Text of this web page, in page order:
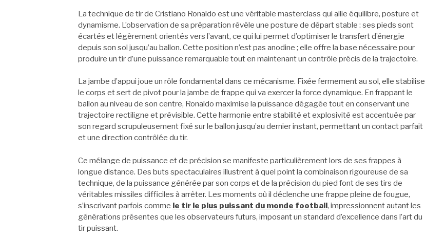
La technique de tir de Cristiano Ronaldo est une véritable masterclass qui allie équilibre, posture et
dynamisme. L’observation de sa préparation révèle une posture de départ stable : ses pieds sont
écartés et légèrement orientés vers l’avant, ce qui lui permet d’optimiser le transfert d’énergie
depuis son sol jusqu’au ballon. Cette position n’est pas anodine ; elle offre la base nécessaire pour
produire un tir d’une puissance remarquable tout en maintenant un contrôle précis de la trajectoire.
La jambe d’appui joue un rôle fondamental dans ce mécanisme. Fixée fermement au sol, elle stabilise
le corps et sert de pivot pour la jambe de frappe qui va exercer la force dynamique. En frappant le
ballon au niveau de son centre, Ronaldo maximise la puissance dégagée tout en conservant une
trajectoire rectiligne et prévisible. Cette harmonie entre stabilité et explosivité est accentuée par
son regard scrupuleusement fixé sur le ballon jusqu’au dernier instant, permettant un contact parfait
et une direction contrôlée du tir.
Ce mélange de puissance et de précision se manifeste particulièrement lors de ses frappes à
longue distance. Des buts spectaculaires illustrent à quel point la combinaison rigoureuse de sa
technique, de la puissance générée par son corps et de la précision du pied font de ses tirs de
véritables missiles difficiles à arrêter. Les moments où il déclenche une frappe pleine de fougue,
s’inscrivant parfois comme le tir le plus puissant du monde football, impressionnent autant les
générations présentes que les observateurs futurs, imposant un standard d’excellence dans l’art du
tir puissant.